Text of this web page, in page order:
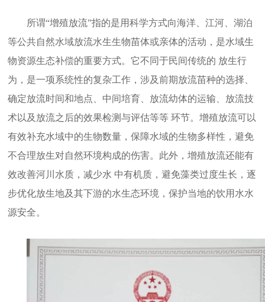
所谓“增殖放流”指的是用科学方式向海洋、江河、湖泊
等公共自然水域放流水生生物苗体或亲体的活动，是水域生
物资源生态补偿的重要方式。它不同于民间传统的 放生行
为，是一项系统性的复杂工作，涉及前期放流苗种的选择、
确定放流时间和地点、中间培育、放流幼体的运输、放流技
术以及放流之后的效果检测与评估等等 环节。增殖放流可以
有效补充水域中的生物数量，保障水域的生物多样性，避免
不合理放生对自然环境构成的伤害。此外，增殖放流还能有
效改善河川水质，减少水 中有机质，避免藻类过度生长，逐
步优化放生地及其下游的水生态环境，保护当地的饮用水水
源安全。